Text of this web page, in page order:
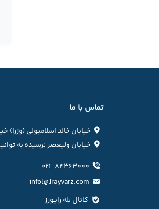
تماس با ما
خیابان خالد اسلامبولی (وزرا)
خیابان ولیعصر نرسیده به
۰۲۱−۸۴۳۶۳۰۰۰
info[@]rayvarz.com
کانال بله رایورز